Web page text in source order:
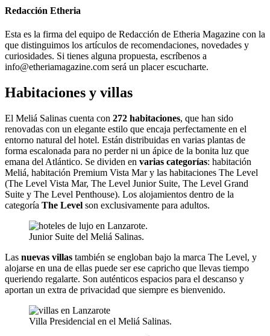
Redacción Etheria
Esta es la firma del equipo de Redacción de Etheria Magazine con la
que distinguimos los artículos de recomendaciones, novedades y
curiosidades. Si tienes alguna propuesta, escríbenos a
info@etheriamagazine.com será un placer escucharte.
Habitaciones y villas
El Meliá Salinas cuenta con 272 habitaciones, que han sido
renovadas con un elegante estilo que encaja perfectamente en el
entorno natural del hotel. Están distribuidas en varias plantas de
forma escalonada para no perder ni un ápice de la bonita luz que
emana del Atlántico. Se dividen en varias categorías: habitación
Meliá, habitación Premium Vista Mar y las habitaciones The Level
(The Level Vista Mar, The Level Junior Suite, The Level Grand
Suite y The Level Penthouse). Los alojamientos dentro de la
categoría The Level son exclusivamente para adultos.
Junior Suite del Meliá Salinas.
Las nuevas villas también se engloban bajo la marca The Level, y
alojarse en una de ellas puede ser ese capricho que llevas tiempo
queriendo regalarte. Son auténticos espacios para el descanso y
aportan un extra de privacidad que siempre es bienvenido.
Villa Presidencial en el Meliá Salinas.